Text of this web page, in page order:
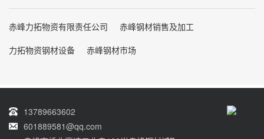
赤峰力拓物资有限责任公司
赤峰钢材销售及加工
力拓物资钢材设备
赤峰钢材市场
13789663602
601889581@qq.com